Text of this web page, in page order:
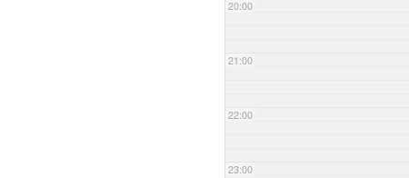
20:00
21:00
22:00
23:00